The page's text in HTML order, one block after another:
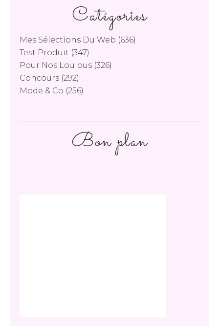
Catégories
Mes Sélections Du Web (636)
Test Produit (347)
Pour Nos Loulous (326)
Concours (292)
Mode & Co (256)
Bon plan